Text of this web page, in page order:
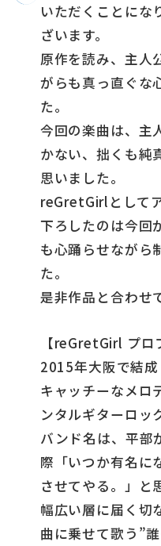
いただくことにな
ざいます。
原作を読み、主人
がらも真っ直ぐな
た。
今回の楽曲は、主
かない、拙くも純
思いました。
reGretGirlとして
下ろしたのは今回
も心踊らせながら
た。
是非作品と合わせ
【reGretGirl プロ
2015年大阪で結
キャッチーなメロ
ンタルギターロッ
バンド名は、平部
際「いつか有名に
させてやる。」と
幅広い層に届く切
曲に乗せて歌う”